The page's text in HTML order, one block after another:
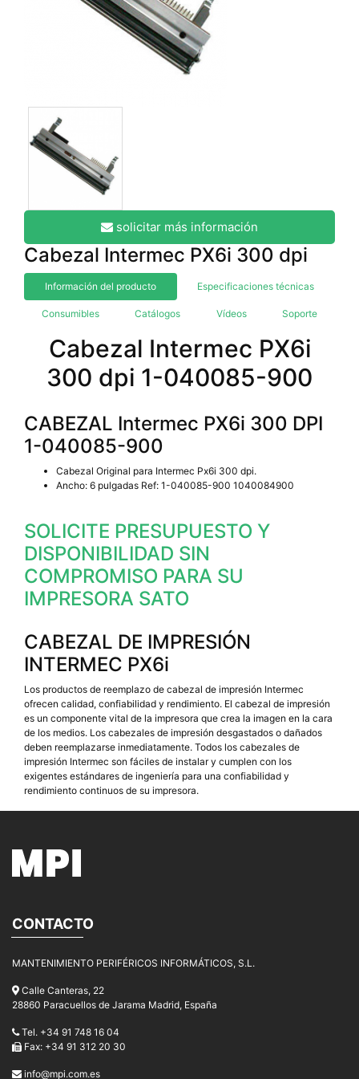
solicitar más información
Cabezal Intermec PX6i 300 dpi
Información del producto Especificaciones técnicas
Consumibles Catálogos Vídeos Soporte
Cabezal Intermec PX6i
300 dpi 1-040085-900
CABEZAL Intermec PX6i 300 DPI
1-040085-900
Cabezal Original para Intermec Px6i 300 dpi.
Ancho: 6 pulgadas Ref: 1-040085-900 1040084900
SOLICITE PRESUPUESTO Y
DISPONIBILIDAD SIN
COMPROMISO PARA SU
IMPRESORA SATO
CABEZAL DE IMPRESIÓN
INTERMEC PX6i
Los productos de reemplazo de cabezal de impresión Intermec
ofrecen calidad, confiabilidad y rendimiento. El cabezal de impresión
es un componente vital de la impresora que crea la imagen en la cara
de los medios. Los cabezales de impresión desgastados o dañados
deben reemplazarse inmediatamente. Todos los cabezales de
impresión Intermec son fáciles de instalar y cumplen con los
exigentes estándares de ingeniería para una confiabilidad y
rendimiento continuos de su impresora.
CONTACTO
MANTENIMIENTO PERIFÉRICOS INFORMÁTICOS, S.L.
Calle Canteras, 22
28860 Paracuellos de Jarama Madrid, España
Tel. +34 91 748 16 04
Fax: +34 91 312 20 30
info@mpi.com.es